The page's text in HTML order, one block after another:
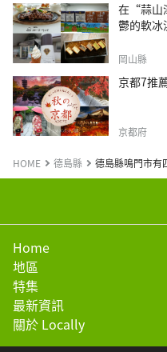
在“蒜山
鬱的軟冰
岡山縣
京都7推
京都府
HOME 德島縣 德島縣鳴門市有
Home
地區
特集
最新資訊
關於 Locally